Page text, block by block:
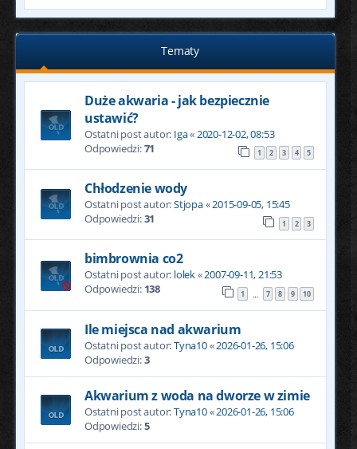
Tematy
Duże akwaria - jak bezpiecznie
ustawić?
Ostatni post autor: Iga« 2020-12-02, 08:53
Odpowiedzi:71 1 2 3 4 5
Chłodzenie wody
Ostatni post autor:Stjopa«2015-09-05, 15:45
Odpowiedzi:31 1 2 3
bimbrownia co2
Ostatni post autor: lolek«2007-09-11, 21:53
Odpowiedzi: 138 1 … 7 8 9 10
Ile miejsca nad akwarium
Ostatni post autor:Tyna10«2026-01-26, 15:06
Odpowiedzi:3
Akwarium z woda na dworze w zimie
Ostatni post autor:Tyna10«2026-01-26, 15:06
Odpowiedzi:5